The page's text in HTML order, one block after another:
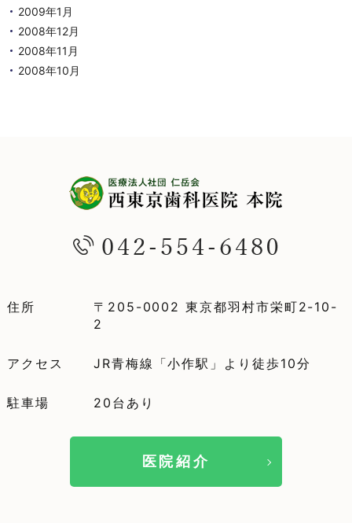
2009年1月
2008年12月
2008年11月
2008年10月
住所
〒205-0002 東京都羽村市栄町2-10-
2
アクセス JR青梅線「小作駅」より徒歩10分
駐車場 20台あり
医院紹介